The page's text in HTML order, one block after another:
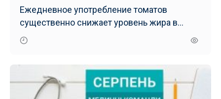
Ежедневное употребление томатов
существенно снижает уровень жира в
печени – результаты нового исследования